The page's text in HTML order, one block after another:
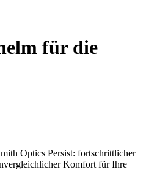
für die
Optics Persist: fortschrittlicher
Komfort für Ihre